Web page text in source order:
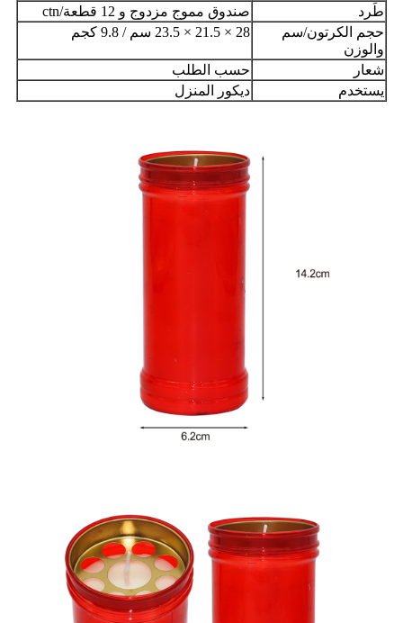
طَرد
صندوق مموج مزدوج و 12 قطعة/ctn
حجم الكرتون/سم
والوزن
28 × 21.5 × 23.5 سم / 9.8 كجم
شعار
حسب الطلب
يستخدم
ديكور المنزل